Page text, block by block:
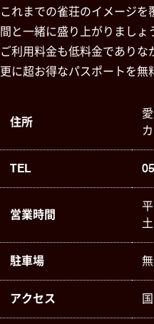
これまでの雀荘のイメージ
間と一緒に盛り上がりましょ
ご利用料金も低料金であり
更に超お得なパスポートを無
住所
TEL
営業時間
駐車場
アクセス